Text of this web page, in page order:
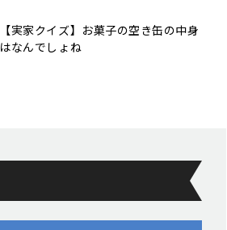
【実家クイズ】お菓子の空き缶の中身
はなんでしょね